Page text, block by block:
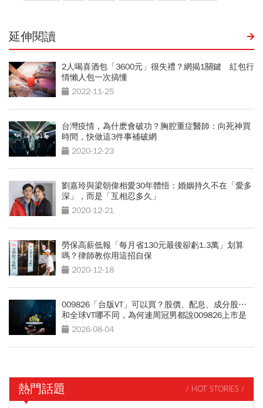
延伸閱讀
2人喝喜酒包「3600元」很失禮？網揭1關鍵 紅包行
情懶人包一次搞懂
2022-11-25
台灣疫情，為什麽會破功？胸腔重症醫師：向死神買
時間，快做這3件事補破網
2020-12-23
劉嘉玲與梁朝偉相愛30年體悟：婚姻持久不在「愛多
深」，而是「互相忍多久」
2020-12-21
勞保高薪低報「每月省130元最後卻虧1.3萬」划算
嗎？律師教你用這招自保
2020-12-18
009826「台版VT」可以買？股價、配息、成分股…
和全球VT哪不同，為何連周冠男都說009826上市是
邁大步？
2026-08-04
熱門話題 / HOT STORIES /